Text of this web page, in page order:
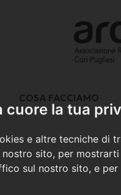
cuore la tua
e altre tecniche di
nostro sito, per
sul nostro sito, e
COSA FACCIAMO